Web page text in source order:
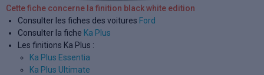
Cette fiche concerne la finition black white edition
Consulter les fiches des voitures Ford
Consulter la fiche Ka Plus
Les finitions Ka Plus :
Ka Plus Essentia
Ka Plus Ultimate